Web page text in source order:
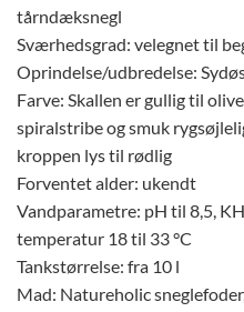
tårndæksnegl
Sværhedsgrad: velegnet til
Oprindelse/udbredelse:
Farve: Skallen er gullig til
spiralstribe og smuk
kroppen lys til rødlig
Forventet alder: ukendt
Vandparametre: pH til 8,5,
temperatur 18 til 33 °C
Tankstørrelse: fra 10 l
Mad: Natureholic